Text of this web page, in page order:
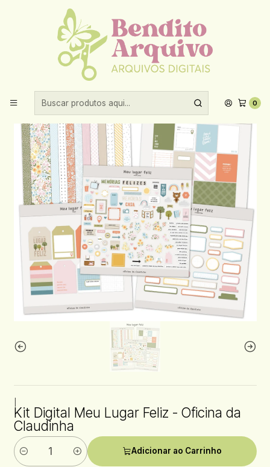
0
Aproveite 10% de desconto ao comprar acima de R$30,00!
Início
Kits digitais
Kit Digital Meu Lugar Feliz - Oficina da Claudinha
Kit Digital Meu Lugar Feliz - Oficina da
Claudinha
Quantidade
Adicionar ao Carrinho